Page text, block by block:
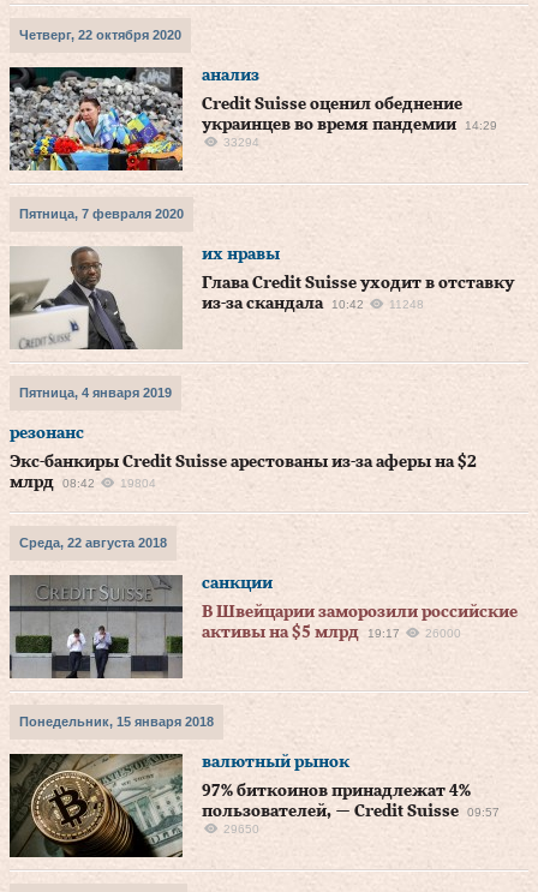
Четверг, 22 октября 2020
анализ
Credit Suisse оценил обеднение
украинцев во время пандемии
14:29
33294
Пятница, 7 февраля 2020
их нравы
Глава Credit Suisse уходит в отставку
из-за скандала
10:42 11248
Пятница, 4 января 2019
резонанс
Экс-банкиры Credit Suisse арестованы из-за аферы на $2
млрд
08:42 19804
Среда, 22 августа 2018
санкции
В Швейцарии заморозили российские
активы на $5 млрд
19:17 26000
Понедельник, 15 января 2018
валютный рынок
97% биткоинов принадлежат 4%
пользователей, — Credit Suisse
09:57
29650